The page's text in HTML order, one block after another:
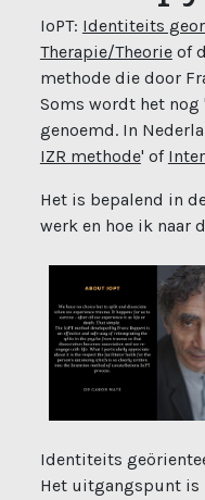
IoPT: Identiteits
Therapie/Theorieof
methode die door
Soms wordt het nog '
genoemd. In
IZR methode' of
Het is bepalend in
werk en hoe ik naar
Identiteits
Het uitgangspunt is